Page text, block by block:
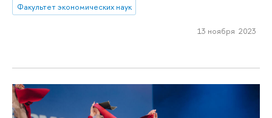
Факультет экономических наук
13 ноября 2023